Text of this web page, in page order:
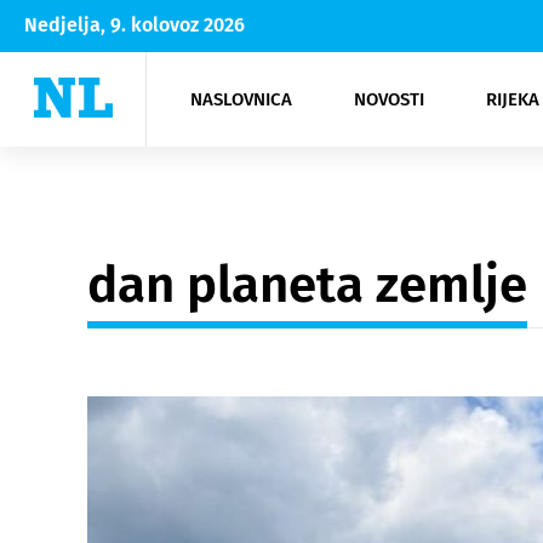
Nedjelja, 9. kolovoz 2026
NASLOVNICA NOVOSTI
Rijeka Opatija
NK
Moda
Kultura
dan planeta zemlje